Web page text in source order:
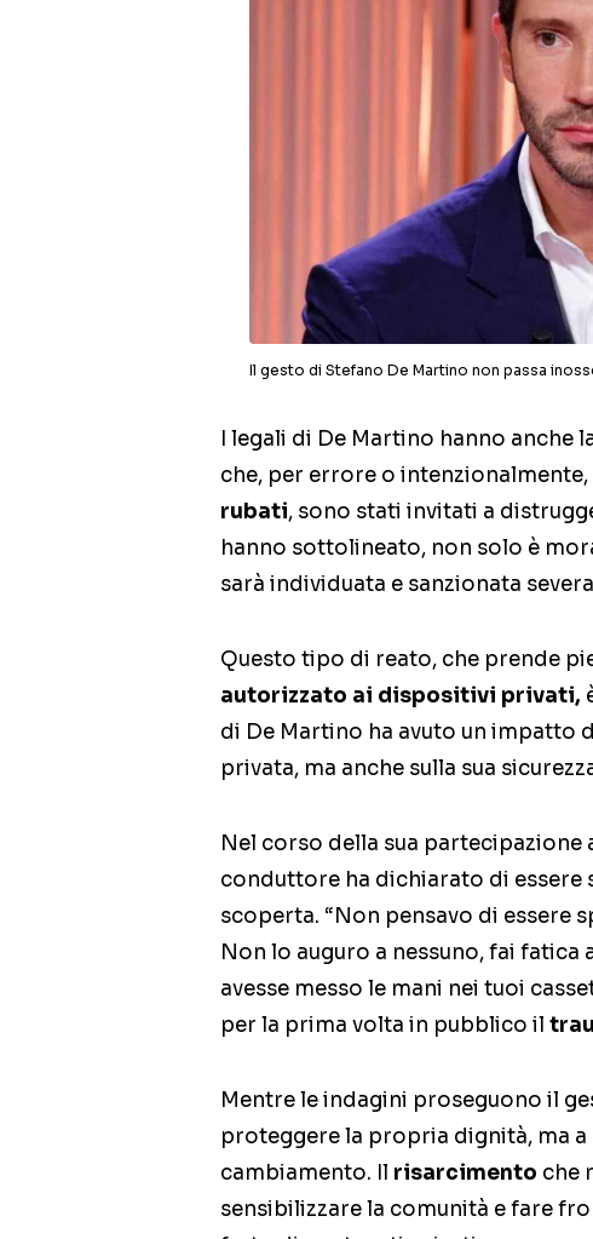
Il gesto di Stefano De Martino non passa
I legali di De Martino hanno
che, per errore o
rubati, sono stati invitati a
hanno sottolineato, non solo è
sarà individuata e sanzionata
Questo tipo di reato, che prende
autorizzato ai dispositivi privati,
di De Martino ha avuto un impatto
privata, ma anche sulla sua
Nel corso della sua partecipazione
conduttore ha dichiarato di
scoperta. “Non pensavo di essere
Non lo auguro a nessuno, fai fatica
avesse messo le mani nei tuoi
per la prima volta in pubblico il
Mentre le indagini proseguono il
proteggere la propria dignità, ma
cambiamento. Il risarcimento che
sensibilizzare la comunità e fare